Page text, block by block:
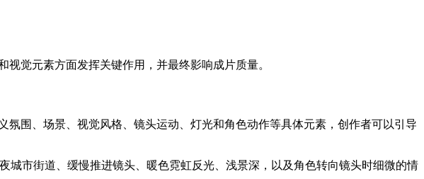
觉元素方面发挥关键作用，并最终影响成片质量。
围、场景、视觉风格、镜头运动、灯光和角色动作等具体元素，创作者可以引导
市街道、缓慢推进镜头、暖色霓虹反光、浅景深，以及角色转向镜头时细微的情